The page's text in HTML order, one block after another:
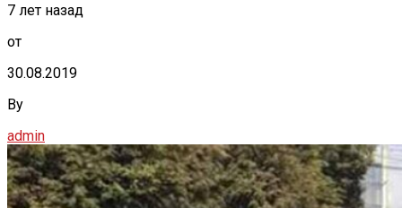
7 лет назад
от
30.08.2019
By
admin